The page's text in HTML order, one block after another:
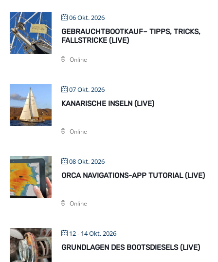
06 Okt. 2026
GEBRAUCHTBOOTKAUF– TIPPS, TRICKS,
FALLSTRICKE (LIVE)
Online
07 Okt. 2026
KANARISCHE INSELN (LIVE)
Online
08 Okt. 2026
ORCA NAVIGATIONS-APP TUTORIAL (LIVE)
Online
12 - 14 Okt. 2026
GRUNDLAGEN DES BOOTSDIESELS (LIVE)